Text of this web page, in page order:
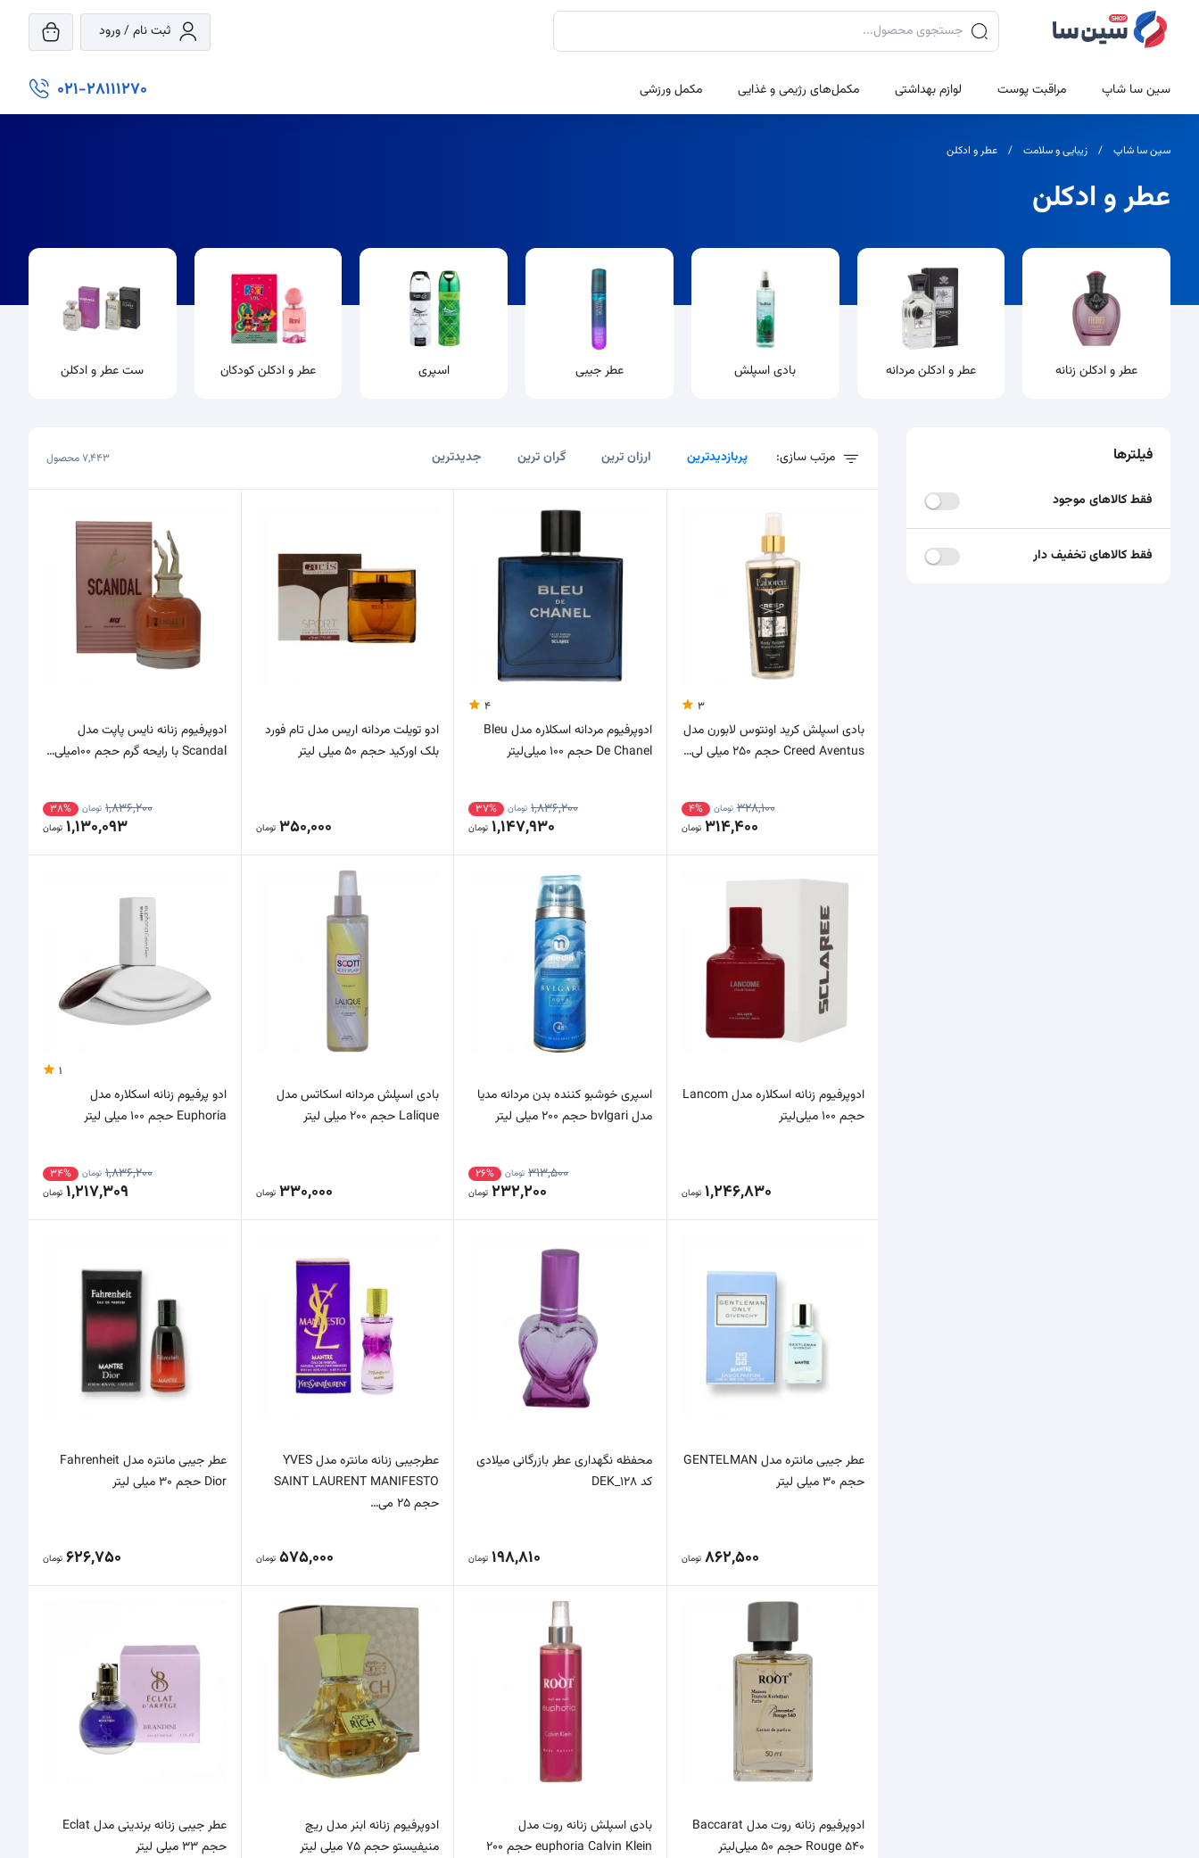
ثبت نام / ورود
جستجوی محصولات
سین سا شاپ مراقبت پوست لوازم بهداشتی مکمل‌های رژیمی و غذایی مکمل ورزشی 021-28111270
سین سا شاپ زیبایی و سلامت عطر و ادکلن
عطر و ادکلن
دسته بندی ها
عطر و ادکلن زنانه عطر و ادکلن مردانه بادی اسپلش عطر جیبی اسپری عطر و ادکلن کودکان ست عطر و ادکلن
فیلترها
فقط کالاهای موجود
فقط کالاهای تخفیف دار
مرتب سازی: پربازدیدترین ارزان ترین گران ترین جدیدترین 7,443محصول
3
بادی اسپلش کرید اونتوس لابورن مدل
Creed Aventus حجم 250 میلی لی…
328,100 تومان 4%
314,400 تومان
4
ادوپرفیوم مردانه اسکلاره مدل Bleu
De Chanel حجم 100 میلی‌لیتر
1,836,200 تومان 37%
1,147,930 تومان
ادو تویلت مردانه اریس مدل تام فورد
بلک اورکید حجم 50 میلی لیتر
350,000 تومان
ادوپرفیوم زنانه نایس پاپت مدل
Scandal با رایحه گرم حجم 100میلی…
1,836,200 تومان 38%
1,130,093 تومان
ادوپرفیوم زنانه اسکلاره مدل Lancom
حجم 100 میلی‌لیتر
1,246,830 تومان
اسپری خوشبو کننده بدن مردانه مدیا
مدل bvlgari حجم 200 میلی لیتر
313,500 تومان 26%
232,200 تومان
بادی اسپلش مردانه اسکاتس مدل
Lalique حجم 200 میلی لیتر
330,000 تومان
1
ادو پرفیوم زنانه اسکلاره مدل
Euphoria حجم 100 میلی لیتر
1,836,200 تومان 34%
1,217,309 تومان
عطر جیبی مانتره مدل GENTELMAN
حجم 30 میلی لیتر
862,500 تومان
محفظه نگهداری عطر بازرگانی میلادی
کد DEK_128
198,810 تومان
عطرجیبی زنانه مانتره مدل YVES
SAINT LAURENT MANIFESTO
حجم 25 می…
575,000 تومان
عطر جیبی مانتره مدل Fahrenheit
Dior حجم 30 میلی لیتر
626,750 تومان
ادوپرفیوم زنانه روت مدل Baccarat
Rouge 540 حجم 50 میلی‌لیتر
بادی اسپلش زنانه روت مدل
euphoria Calvin Klein حجم 200
ادوپرفیوم زنانه ابنر مدل ریچ
منیفیستو حجم 75 میلی لیتر
عطر جیبی زنانه برندینی مدل Eclat
حجم 33 میلی لیتر